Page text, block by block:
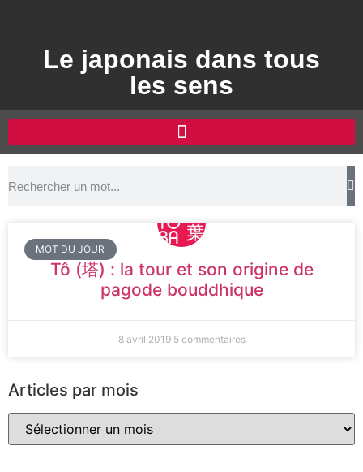
Le japonais dans tous
les sens
MOT DU JOUR
Tô (塔) : la tour et son origine de
pagode bouddhique
8 avril 2019 5 commentaires
Articles par mois